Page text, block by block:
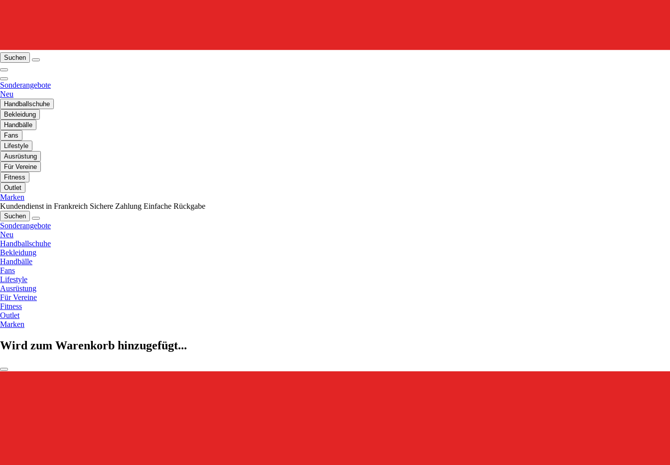
Suchen
Sonderangebote
Neu
Handballschuhe
Bekleidung
Handbälle
Fans
Lifestyle
Ausrüstung
Für Vereine
Fitness
Outlet
Marken
Kundendienst in Frankreich Sichere Zahlung Einfache Rückgabe
Suchen
Sonderangebote
Neu
Handballschuhe
Bekleidung
Handbälle
Fans
Lifestyle
Ausrüstung
Für Vereine
Fitness
Outlet
Marken
Wird zum Warenkorb hinzugefügt...